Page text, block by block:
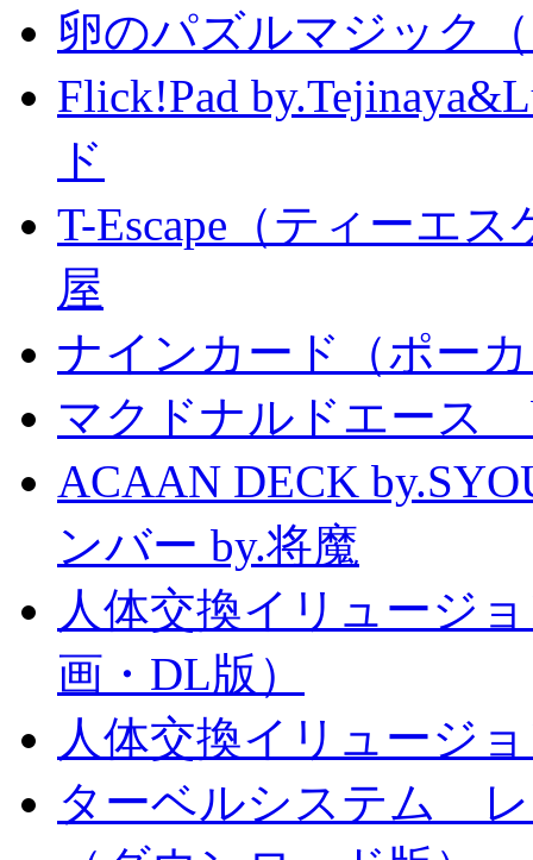
卵のパズルマジック
Flick!Pad
ド
T-Escape（ティーエ
屋
ナインカード（ポー
マクドナルドエース
ACAAN DECK
ンバー by.将魔
人体交換イリュージ
画・DL版）
人体交換イリュージ
ターベルシステム